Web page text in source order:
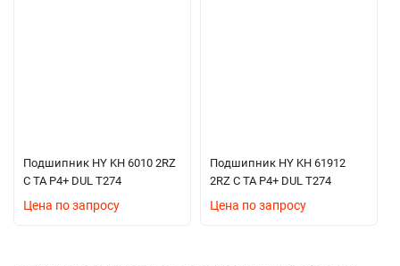
Подшипник HY KH 6010 2RZ
C TA P4+ DUL T274
Цена по запросу
Подшипник HY KH 61912
2RZ C TA P4+ DUL T274
Цена по запросу